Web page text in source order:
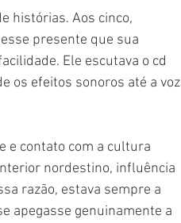
histórias. Aos cinco,
presente que sua
Ele escutava o cd
os efeitos sonoros até a voz
e contato com a cultura
nordestino, influência
razão, estava sempre a
apegasse genuinamente a